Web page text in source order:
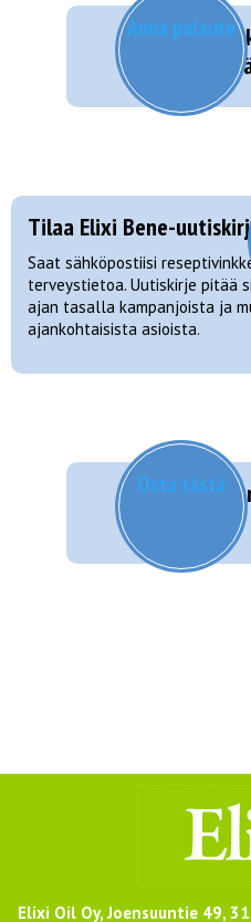
Anna palaute
Tilaa Elixi Bene-
Saat sähköpostiisi
terveystietoa. Uutiskirje pitää
ajan tasalla kampanjoista ja
ajankohtaisista asioista.
Osta tästä
Elixi Oil Oy, Joensuuntie 49,